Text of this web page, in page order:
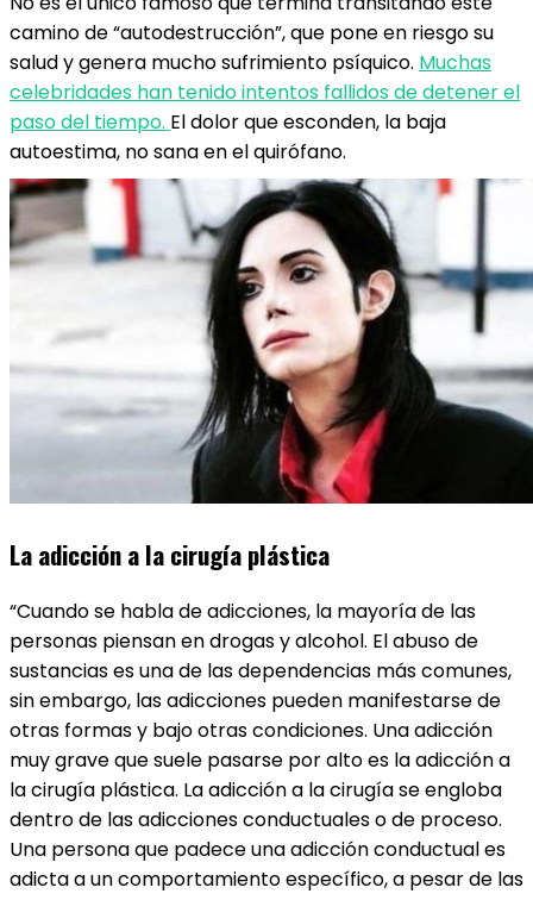
camino de “autodestrucción”, que pone en riesgo su
salud y genera mucho sufrimiento psíquico. Muchas
celebridades han tenido intentos fallidos de detener el
paso del tiempo. El dolor que esconden, la baja
autoestima, no sana en el quirófano.
La adicción a la cirugía plástica
“Cuando se habla de adicciones, la mayoría de las
personas piensan en drogas y alcohol. El abuso de
sustancias es una de las dependencias más comunes,
sin embargo, las adicciones pueden manifestarse de
otras formas y bajo otras condiciones. Una adicción
muy grave que suele pasarse por alto es la adicción a
la cirugía plástica. La adicción a la cirugía se engloba
dentro de las adicciones conductuales o de proceso.
Una persona que padece una adicción conductual es
adicta a un comportamiento específico, a pesar de las